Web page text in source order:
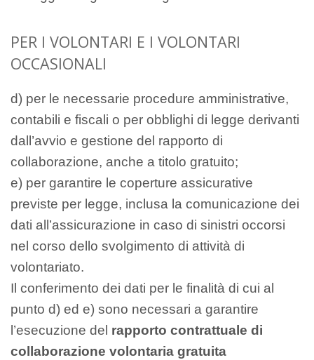
PER I VOLONTARI E I VOLONTARI
OCCASIONALI
d) per le necessarie procedure amministrative,
contabili e fiscali o per obblighi di legge derivanti
dall’avvio e gestione del rapporto di
collaborazione, anche a titolo gratuito;
e) per garantire le coperture assicurative
previste per legge, inclusa la comunicazione dei
dati all’assicurazione in caso di sinistri occorsi
nel corso dello svolgimento di attività di
volontariato.
Il conferimento dei dati per le finalità di cui al
punto d) ed e) sono necessari a garantire
l’esecuzione del rapporto contrattuale di
collaborazione volontaria gratuita